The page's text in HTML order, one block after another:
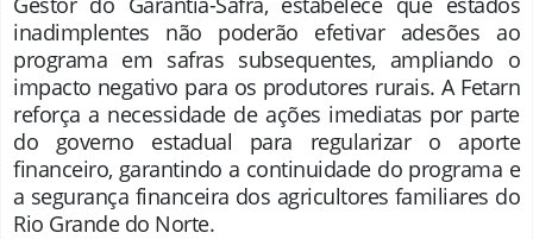
inadimplentes não poderão efetivar adesões ao
programa em safras subsequentes, ampliando o
impacto negativo para os produtores rurais. A Fetarn
reforça a necessidade de ações imediatas por parte
do governo estadual para regularizar o aporte
financeiro, garantindo a continuidade do programa e
a segurança financeira dos agricultores familiares do
Rio Grande do Norte.